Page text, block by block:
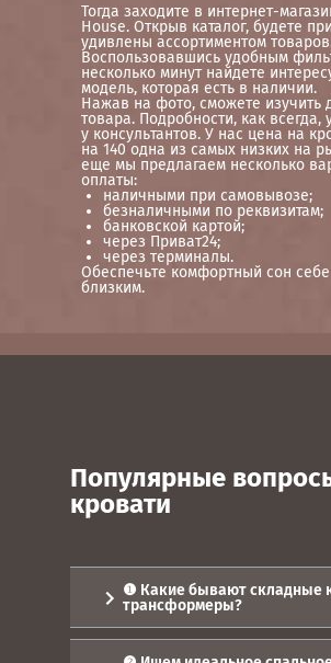
Тогда заходите в интернет-
House. Открыв каталог, будете
удивлены ассортиментом
Воспользовавшись удобным
несколько минут найдете
модель, которая есть в наличии.
Нажав на фото, сможете изучить
товара. Подробности, как всегда,
у консультантов. У нас цена на
на 140 одна из самых низких на
еще мы предлагаем несколько
оплаты:
наличными при самовывозе;
безналичными по реквизитам;
банковской картой;
через Приват24;
через терминалы.
Обеспечьте комфортный сон
близким.
Популярные
кровати
❶ Какие бывают складные
трансформеры?
Мебель-трансформер давно
выручает владельцев